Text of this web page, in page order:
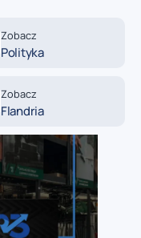
Zobacz
Polityka
Zobacz
Flandria